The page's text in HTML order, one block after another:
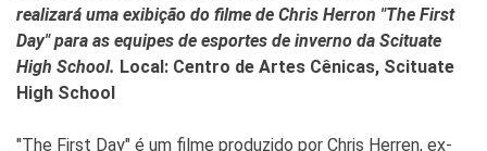
realizará uma exibição do filme de Chris Herron "The First
Day" para as equipes de esportes de inverno da Scituate
High School. Local: Centro de Artes Cênicas, Scituate
High School
"The First Day" é um filme produzido por Chris Herren, ex-